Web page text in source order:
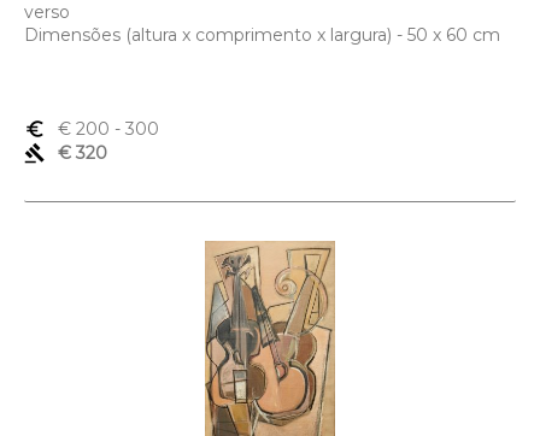
verso
Dimensões (altura x comprimento x largura) - 50 x 60 cm
euro_symbol € 200 - 300
gavel
€ 320